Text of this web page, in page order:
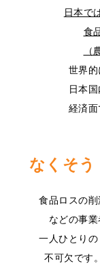
日本で
食
（
世界的
日本
経済面
なくそう
食品ロスの
などの事
一人ひとり
不可欠です